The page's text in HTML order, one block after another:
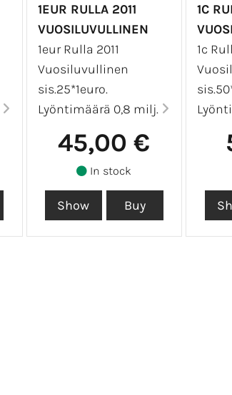
1EUR RULLA 2011
VUOSILUVULLINEN
1eur Rulla 2011
Vuosiluvullinen
sis.25*1euro.
Lyöntimäärä 0,8 milj.
45,00 €
In stock
1C
1c